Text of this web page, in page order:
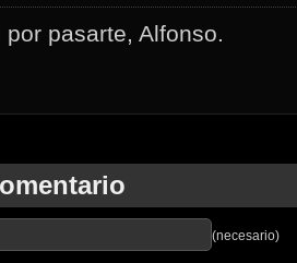
por pasarte, Alfonso.
(necesario)